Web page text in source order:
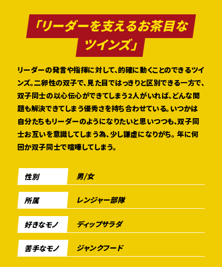
Copyright © Otsuka Pharmaceutical Co., Ltd.
「リーダーを支えるお茶目な
ツインズ」
リーダーの発言や指揮に対して、的確に動くことのできるツイ
ンズ。二卵性の双子で、見た目ではっきりと区別できる一方で、
双子同士の以心伝心ができてしまう2人がいれば、どんな問
題も解決できてしまう優秀さを持ち合わせている。いつかは
自分たちもリーダーのようになりたいと思いつつも、双子同
士お互いを意識してしまう為、少し謙虚になりがち。 年に何
回か双子同士で喧嘩してしまう。
性別 男/女
所属 レンジャー部隊
好きなモノ ディップサラダ
苦手なモノ ジャンクフード